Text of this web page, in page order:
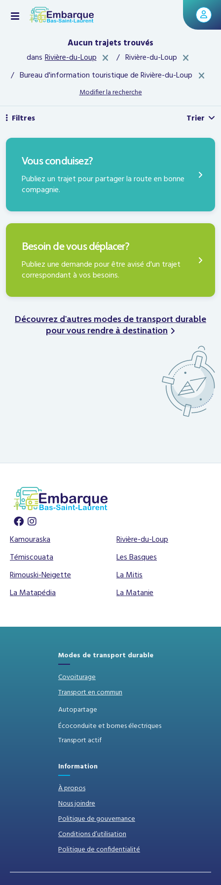
Aucun trajets trouvés
dans Rivière-du-Loup x / Rivière-du-Loup class="">
</span>
/ Bureau d'information touristique de Rivière-du-Loup
Modifier la recherche
Filtres Trier
Vous conduisez?
Publiez un trajet pour partager la route en bonne
compagnie.
Besoin de vous déplacer?
Publiez une demande pour être avisé d'un trajet
correspondant à vos besoins.
Découvrez d'autres modes de transport durable
pour vous rendre à destination
Kamouraska
Rivière-du-Loup
Témiscouata
Les Basques
Rimouski-Neigette
La Mitis
La Matapédia
La Matanie
Modes de transport durable
Covoiturage
Transport en commun
Autopartage
Écoconduite et bornes électriques
Transport actif
Information
À propos
Nous joindre
Politique de gouvernance
Conditions d’utilisation
Politique de confidentialité